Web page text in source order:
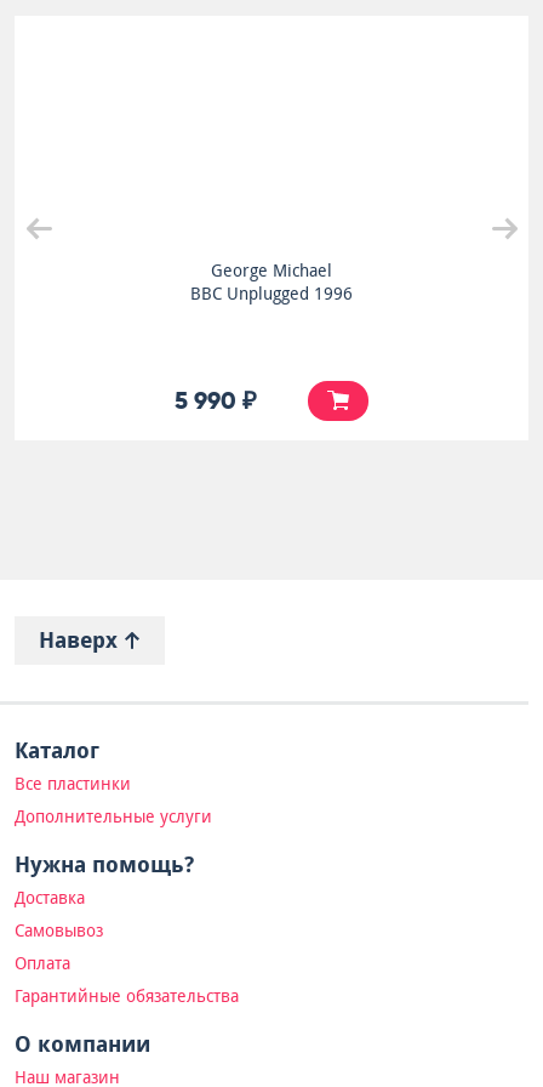
George Michael
BBC Unplugged 1996
5 990 ₽
Наверх
Каталог
Все пластинки
Дополнительные услуги
Нужна помощь?
Доставка
Самовывоз
Оплата
Гарантийные обязательства
О компании
Наш магазин